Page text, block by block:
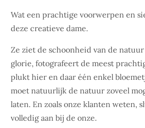
Wat een prachtige voorwerpen en
deze creatieve dame.
Ze ziet de schoonheid van de
glorie, fotografeert de meest
plukt hier en daar één enkel
moet natuurlijk de natuur zoveel
laten. En zoals onze klanten weten,
volledig aan bij de onze.